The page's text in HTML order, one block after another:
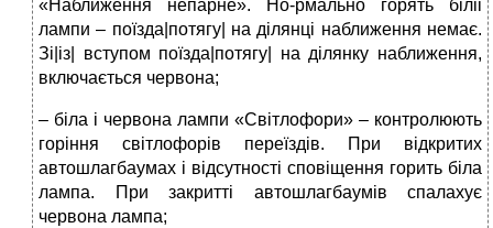
«Наближення непарне». Но-рмально горять біліі
лампи – поїзда|потягу| на ділянці наближення немає.
Зі|із| вступом поїзда|потягу| на ділянку наближення,
включається червона;
– біла і червона лампи «Світлофори» – контролюють
горіння світлофорів переїздів. При відкритих
автошлагбаумах і відсутності сповіщення горить біла
лампа. При закритті автошлагбаумів спалахує
червона лампа;